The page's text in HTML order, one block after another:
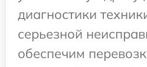
диагностики
серьезной
обеспечим